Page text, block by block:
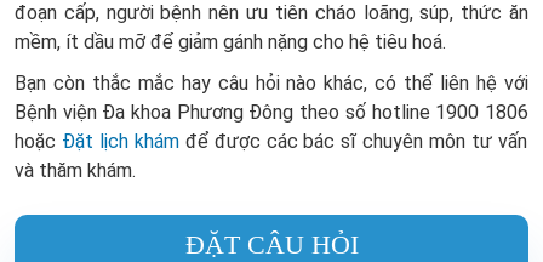
đoạn cấp, người bệnh nên ưu tiên cháo loãng, súp, thức ăn
mềm, ít dầu mỡ để giảm gánh nặng cho hệ tiêu hoá.
Bạn còn thắc mắc hay câu hỏi nào khác, có thể liên hệ với
Bệnh viện Đa khoa Phương Đông theo số hotline 1900 1806
hoặc Đặt lịch khámđể được các bác sĩ chuyên môn tư vấn
và thăm khám.
ĐẶT CÂU HỎI